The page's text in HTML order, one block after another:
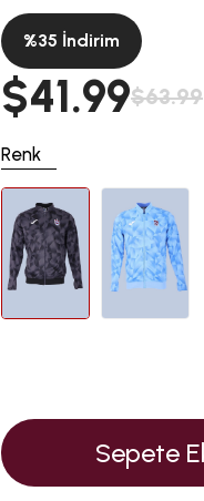
%35 İndirim
$63.99
$41.99
Renk